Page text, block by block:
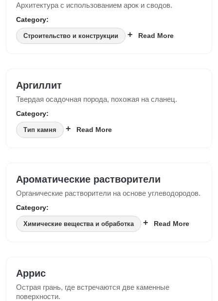
Архитектура с использованием арок и сводов.
Category:
Строительство и конструкции Read More
Аргиллит
Твердая осадочная порода, похожая на сланец.
Category:
Тип камня Read More
Ароматические растворители
Органические растворители на основе углеводородов.
Category:
Химические вещества и обработка Read More
Аррис
Острая грань, где встречаются две каменные
поверхности.